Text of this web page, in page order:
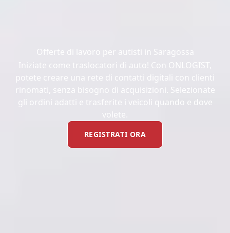
Offerte di lavoro per autisti in Saragossa
Iniziate come traslocatori di auto! Con ONLOGIST,
potete creare una rete di contatti digitali con clienti
rinomati, senza bisogno di acquisizioni. Selezionate
gli ordini adatti e trasferite i veicoli quando e dove
volete.
REGISTRATI ORA